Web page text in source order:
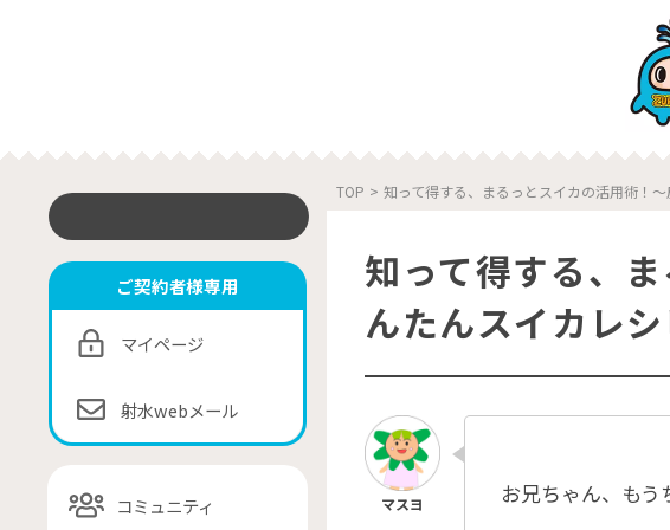
ご契約者様専用
マイページ
射水webメール
コミュニティ
TOP > 知って得する、まるっとスイカの活用術！
知って得する、
んたんスイカレ
お兄ちゃん、もう